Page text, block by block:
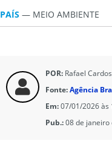
PAÍS — MEIO AMBIENTE
POR: Rafael
Fonte:Agência
Em:07/01/2026 às
Pub.:08 de janeiro